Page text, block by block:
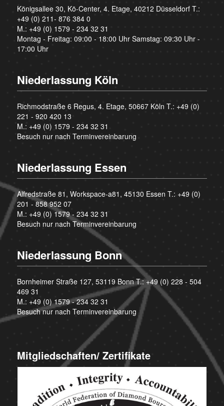
Königsallee 30, Kö-Center, 4. Etage, 40212 Düsseldorf T.:
+49 (0) 211- 876 384 0
M.: +49 (0) 1579 - 234 32 31
Montag - Freitag: 09:00 - 18:00 Uhr Samstag: 09:30 Uhr -
17:00 Uhr
Niederlassung Köln
Richmodstraße 6 Regus, 4. Etage, 50667 Köln T.: +49 (0)
221 - 920 420 13
M.: +49 (0) 1579 - 234 32 31
Besuch nur nach Terminvereinbarung
Niederlassung Essen
Alfredstraße 81, Workspace-a81, 45130 Essen T.: +49 (0)
201 - 858 952 07
M.: +49 (0) 1579 - 234 32 31
Besuch nur nach Terminvereinbarung
Niederlassung Bonn
Bornheimer Straße 127, 53119 Bonn T.:+49 (0) 228 - 504
469 31
M.: +49 (0) 1579 - 234 32 31
Besuch nur nach Terminvereinbarung
Mitgliedschaften/ Zertifikate